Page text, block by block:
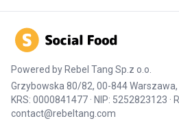
Powered by Rebel Tang Sp.z o.o.
Grzybowska 80/82, 00-844 Warszawa,
KRS: 0000841477 · NIP: 5252823123 ·
contact@rebeltang.com